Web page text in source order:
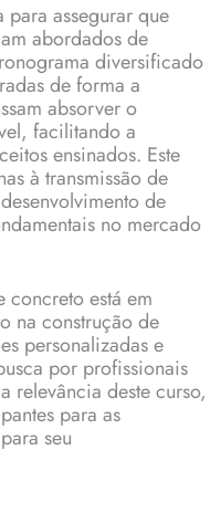
assegurar que
abordados de
diversificado
de forma a
absorver o
facilitando a
ensinados. Este
à transmissão de
de
no mercado
está em
na construção de
personalizadas e
por profissionais
relevância deste curso,
para as
seu